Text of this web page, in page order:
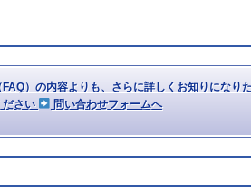
）の内容よりも、さらに詳しくお知りになり
ださい
問い合わせフォームへ